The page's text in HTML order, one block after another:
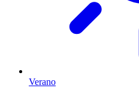
Verano